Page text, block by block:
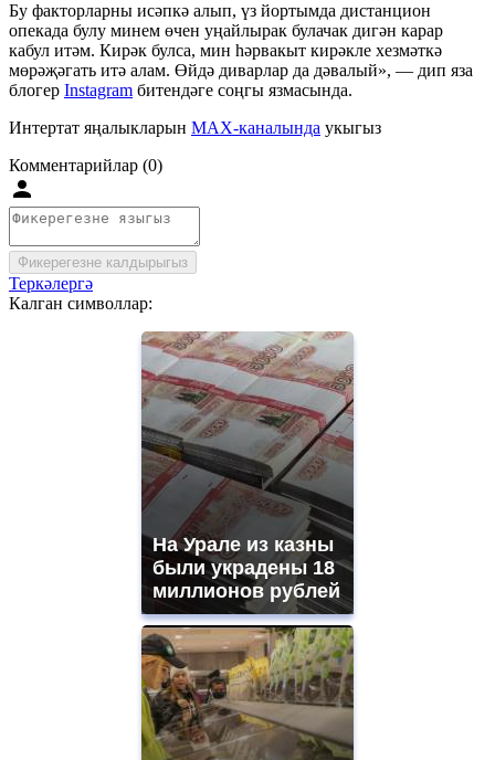
Бу факторларны исәпкә алып, үз йортымда дистанцион
опекада булу минем өчен уңайлырак булачак дигән карар
кабул итәм. Кирәк булса, мин һәрвакыт кирәкле хезмәткә
мөрәҗәгать итә алам. Өйдә диварлар да дәвалый», — дип яза
блогер Instagram битендәге соңгы язмасында.
Интертат яңалыкларын MAX-каналында укыгыз
Комментарийлар (0)
Фикерегезне калдырыгыз
Теркәлергә
Калган символлар:
На Урале из казны
были украдены 18
миллионов рублей